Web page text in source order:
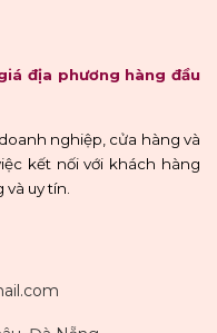
địa phương hàng đầu
nghiệp, cửa hàng và
kết nối với khách hàng
uy tín.